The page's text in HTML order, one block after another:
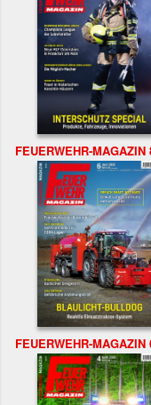
FEUERWEHR-MAGAZIN
FEUERWEHR-MAGAZIN